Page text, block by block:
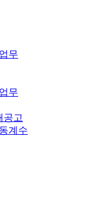
무
무
공고
계수